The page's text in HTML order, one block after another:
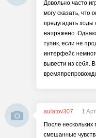
Довольно часто
могу сказать, что
предугадать ходы
напряжено.
тупик, если не
интерфейс
вывести из себя.
aulatov307
1
После
смешанные